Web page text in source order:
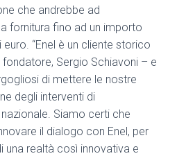
che andrebbe ad
fornitura fino ad un importo
“Enel è un cliente storico
Sergio Schiavoni – e
di mettere le nostre
degli interventi di
Siamo certi che
il dialogo con Enel, per
una realtà così innovativa e